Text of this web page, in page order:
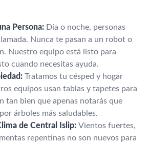
Persona: Día o noche, personas
Nunca te pasan a un robot o
Nuestro equipo está listo para
cuando necesitas ayuda.
Tratamos tu césped y hogar
equipos usan tablas y tapetes para
tan bien que apenas notarás que
árboles más saludables.
de Central Islip: Vientos fuertes,
repentinas no son nuevos para